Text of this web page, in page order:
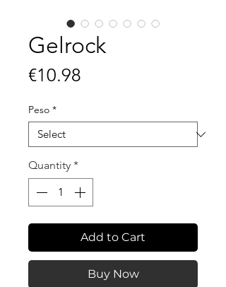
Gelrock
€10.98
Peso *
Quantity *
Add to Cart
Buy Now